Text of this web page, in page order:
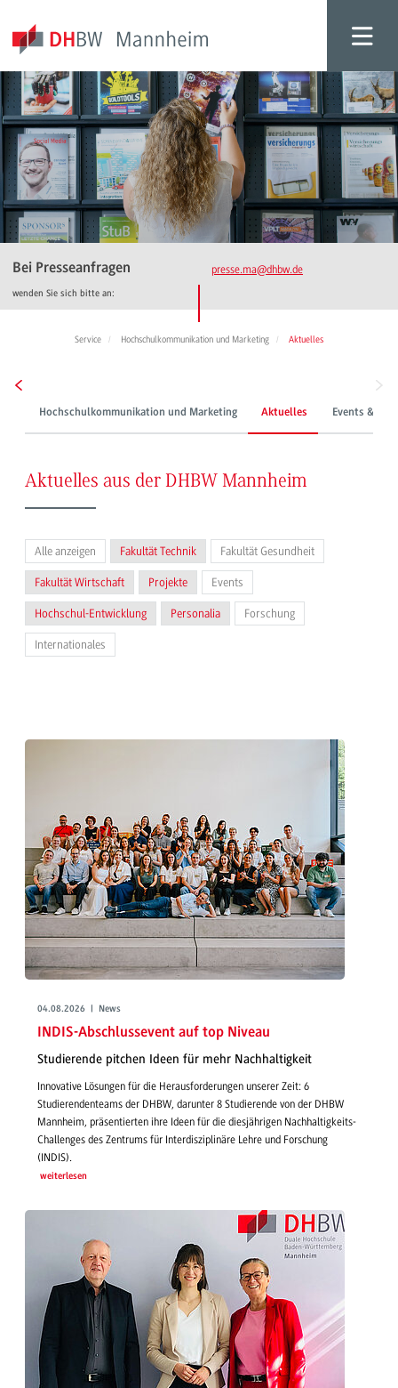
Bei Presseanfragen
wenden Sie sich bitte an:
presse.ma@dhbw.de
Service Hochschulkommunikation und Marketing Aktuelles
Hochschulkommunikation und Marketing Aktuelles Events &
Aktuelles aus der DHBW Mannheim
Alle anzeigen Fakultät Technik Fakultät Gesundheit
Fakultät Wirtschaft Projekte Events
Hochschul-Entwicklung Personalia Forschung
Internationales
04.08.2026 | News
INDIS-Abschlussevent auf top Niveau
Studierende pitchen Ideen für mehr Nachhaltigkeit
Innovative Lösungen für die Herausforderungen unserer Zeit: 6
Studierendenteams der DHBW, darunter 8 Studierende von der DHBW
Mannheim, präsentierten ihre Ideen für die diesjährigen Nachhaltigkeits-
Challenges des Zentrums für Interdisziplinäre Lehre und Forschung
(INDIS).
weiterlesen